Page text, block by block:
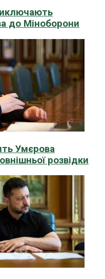
до Міноборони
Умєрова
розвідки